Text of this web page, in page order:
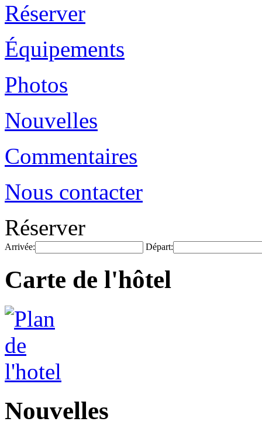
Réserver
Équipements
Photos
Nouvelles
Commentaires
Nous contacter
Réserver
Arrivée: Départ:
Carte de l'hôtel
Nouvelles